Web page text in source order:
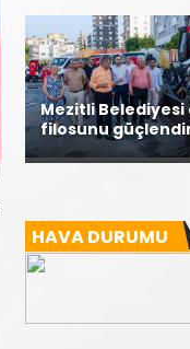
Mezitli Belediyesi
filosunu
HAVA DURUMU